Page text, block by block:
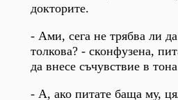
докторите.
- Ами, сега не трябва ли
толкова? - сконфузена,
да внесе съчувствие в
- А, ако питате баща му,